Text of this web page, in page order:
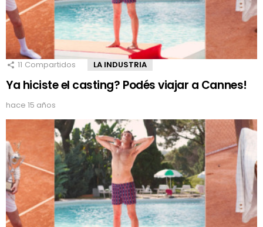
11 Compartidos LA INDUSTRIA
Ya hiciste el casting? Podés viajar a Cannes!
hace 15 años